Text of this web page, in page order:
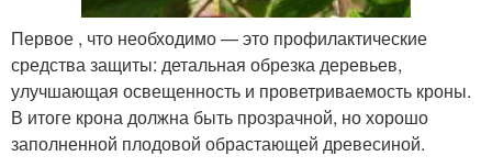
Первое , что необходимо — это профилактические
средства защиты: детальная обрезка деревьев,
улучшающая освещенность и проветриваемость кроны.
В итоге крона должна быть прозрачной, но хорошо
заполненной плодовой обрастающей древесиной.